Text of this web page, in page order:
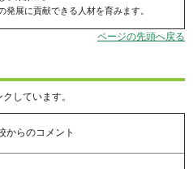
発展に貢献できる人材を育みます。
ページの先頭へ戻る
しています。
からのコメント